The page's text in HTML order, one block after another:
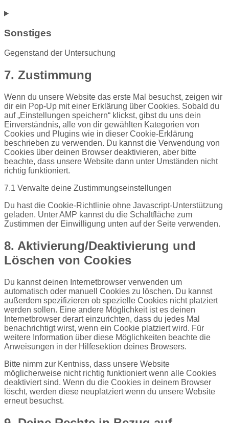
Sonstiges
Gegenstand der Untersuchung
Consent
to
sonstiges
7. Zustimmung
Wenn du unsere Website das erste Mal besuchst, zeigen wir
dir ein Pop-Up mit einer Erklärung über Cookies. Sobald du
auf „Einstellungen speichern“ klickst, gibst du uns dein
Einverständnis, alle von dir gewählten Kategorien von
Cookies und Plugins wie in dieser Cookie-Erklärung
beschrieben zu verwenden. Du kannst die Verwendung von
Cookies über deinen Browser deaktivieren, aber bitte
beachte, dass unsere Website dann unter Umständen nicht
richtig funktioniert.
7.1 Verwalte deine Zustimmungseinstellungen
Du hast die Cookie-Richtlinie ohne Javascript-Unterstützung
geladen. Unter AMP kannst du die Schaltfläche zum
Zustimmen der Einwilligung unten auf der Seite verwenden.
8. Aktivierung/Deaktivierung und
Löschen von Cookies
Du kannst deinen Internetbrowser verwenden um
automatisch oder manuell Cookies zu löschen. Du kannst
außerdem spezifizieren ob spezielle Cookies nicht platziert
werden sollen. Eine andere Möglichkeit ist es deinen
Internetbrowser derart einzurichten, dass du jedes Mal
benachrichtigt wirst, wenn ein Cookie platziert wird. Für
weitere Information über diese Möglichkeiten beachte die
Anweisungen in der Hilfesektion deines Browsers.
Bitte nimm zur Kentniss, dass unsere Website
möglicherweise nicht richtig funktioniert wenn alle Cookies
deaktiviert sind. Wenn du die Cookies in deinem Browser
löscht, werden diese neuplatziert wenn du unsere Website
erneut besuchst.